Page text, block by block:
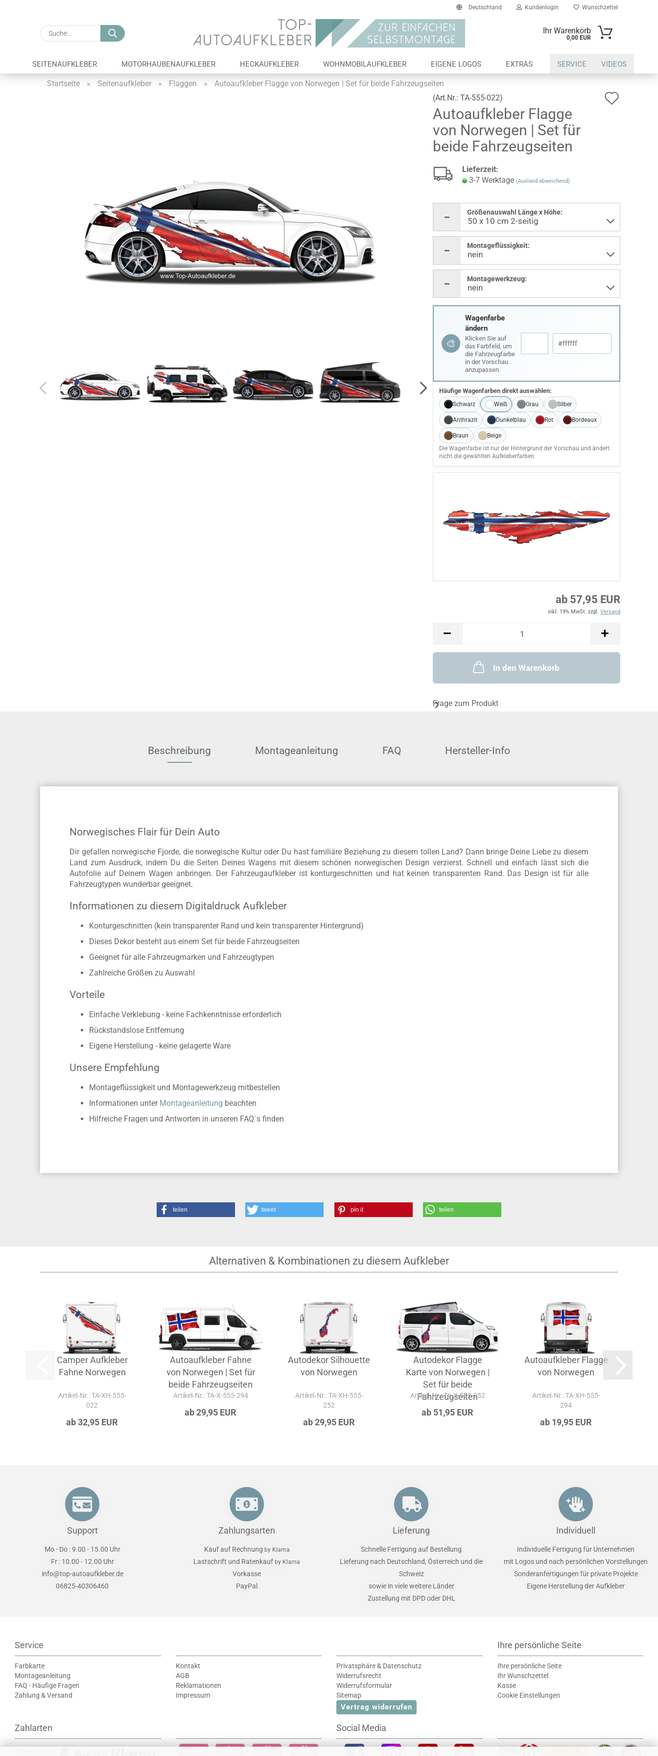
Deutschland
Lieferland
Kundenlogin
Passwort
Konto erstellen
Passwort vergessen?
Wunschzettel
Suche... Ihr Warenkorb
0,00 EUR
SEITENAUFKLEBER MOTORHAUBENAUFKLEBER HECKAUFKLEBER WOHNMOBILAUFKLEBER EIGENE LOGOS EXTRAS SERVICE VIDEOS
Startseite » Seitenaufkleber » Flaggen »
Autoaufkleber Flagge von Norwegen | Set für beide Fahrzeugseiten
(Art.Nr.: TA-555-022)
Autoaufkleber Flagge
von Norwegen | Set für
beide Fahrzeugseiten
Lieferzeit:
3-7 Werktage (Ausland abweichend)
Größenauswahl Länge x Höhe:
Montageflüssigkeit:
Montagewerkzeug:
🎨
Wagenfarbe
ändern
Klicken Sie auf
das Farbfeld, um
die Fahrzeugfarbe
in der Vorschau
anzupassen.
Häufige Wagenfarben direkt auswählen:
Schwarz Weiß Grau Silber
Anthrazit Dunkelblau Rot Bordeaux
Braun
Beige
Die Wagenfarbe ist nur der Hintergrund der Vorschau und ändert
nicht die gewählten Aufkleberfarben.
ab 57,95 EUR
inkl. 19% MwSt. zzgl. Versand
In den Warenkorb
Frage zum Produkt
Beschreibung Montageanleitung FAQ Hersteller-Info
Norwegisches Flair für Dein Auto
Dir gefallen norwegische Fjorde, die norwegische Kultur oder Du hast familiäre Beziehung zu diesem tollen Land? Dann bringe Deine Liebe zu diesem
Land zum Ausdruck, indem Du die Seiten Deines Wagens mit diesem schönen norwegischen Design verzierst. Schnell und einfach lässt sich die
Autofolie auf Deinem Wagen anbringen. Der Fahrzeugaufkleber ist konturgeschnitten und hat keinen transparenten Rand. Das Design ist für alle
Fahrzeugtypen wunderbar geeignet.
Informationen zu diesem Digitaldruck Aufkleber
Konturgeschnitten (kein transparenter Rand und kein transparenter Hintergrund)
Dieses Dekor besteht aus einem Set für beide Fahrzeugseiten
Geeignet für alle Fahrzeugmarken und Fahrzeugtypen
Zahlreiche Größen zu Auswahl
Vorteile
Einfache Verklebung - keine Fachkenntnisse erforderlich
Rückstandslose Entfernung
Eigene Herstellung - keine gelagerte Ware
Unsere Empfehlung
Montageflüssigkeit und Montagewerkzeug mitbestellen
Informationen unter Montageanleitung beachten
Hilfreiche Fragen und Antworten in unseren FAQ´s finden
teilen tweet pin it teilen
Alternativen & Kombinationen zu diesem Aufkleber
Camper Aufkleber
Fahne Norwegen
Artikel‑Nr.: TA-XH-555-
022
ab 32,95 EUR
Autoaufkleber Fahne
von Norwegen | Set für
beide Fahrzeugseiten
Artikel‑Nr.: TA-X-555-294
ab 29,95 EUR
Autodekor Silhouette
von Norwegen
Artikel‑Nr.: TA-XH-555-
252
ab 29,95 EUR
Autodekor Flagge
Karte von Norwegen |
Set für beide
Fahrzeugseiten
Artikel‑Nr.: TA-X-555-252
ab 51,95 EUR
Autoaufkleber Flagge
von Norwegen
Artikel‑Nr.: TA-XH-555-
294
ab 19,95 EUR
Support
Mo - Do : 9.00 - 15.00 Uhr
Fr : 10.00 - 12.00 Uhr
info@top-autoaufkleber.de
06825-40306460
Zahlungsarten
Kauf auf Rechnung by Klarna
Lastschrift und Ratenkauf by Klarna
Vorkasse
PayPal
Lieferung
Schnelle Fertigung auf Bestellung
Lieferung nach Deutschland, Österreich und die
Schweiz
sowie in viele weitere Länder
Zustellung mit DPD oder DHL
Individuell
Individuelle Fertigung für Unternehmen
mit Logos und nach persönlichen Vorstellungen
Sonderanfertigungen für private Projekte
Eigene Herstellung der Aufkleber
Service
Farbkarte
Montageanleitung
FAQ - Häufige Fragen
Zahlung & Versand
Kontakt
AGB
Reklamationen
Impressum
Privatsphäre & Datenschutz
Widerrufsrecht
Widerrufsformular
Sitemap
Vertrag widerrufen
Ihre persönliche Seite
Ihre persönliche Seite
Ihr Wunschzettel
Kasse
Cookie Einstellungen
Zahlarten Social Media